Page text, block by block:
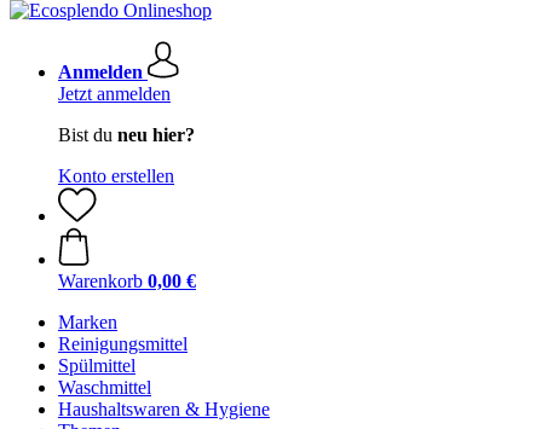
Anmelden
Jetzt anmelden
Bist du neu hier?
Konto erstellen
Warenkorb 0,00 €
Marken
Reinigungsmittel
Spülmittel
Waschmittel
Haushaltswaren & Hygiene